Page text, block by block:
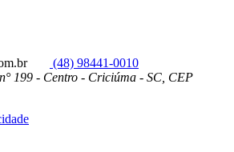
(48) 98441-0010
199 - Centro - Criciúma - SC, CEP